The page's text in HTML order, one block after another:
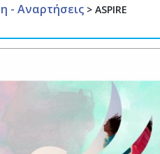
- Αναρτήσεις > ASPIRE